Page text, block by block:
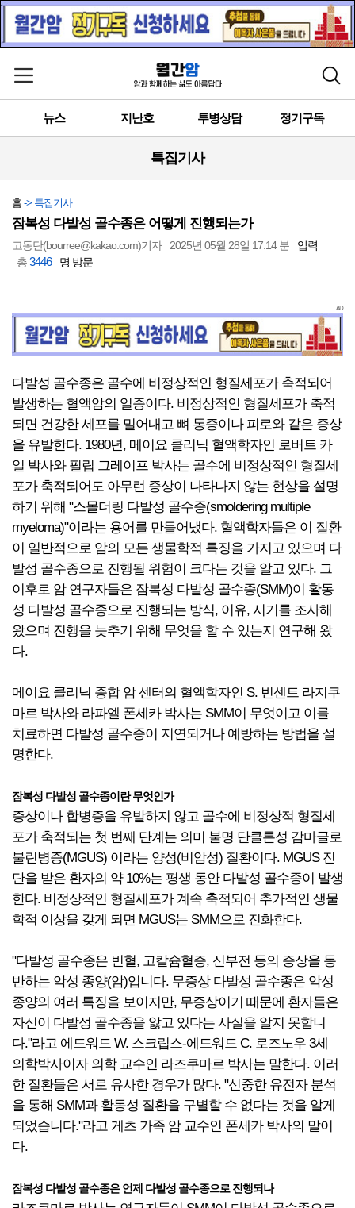
메뉴 열기 검색
뉴스 지난호 투병상담 정기구독
특집기사
홈 -> 특집기사
잠복성 다발성 골수종은 어떻게 진행되는가
고동탄(bourree@kakao.com)기자 2025년 05월 28일 17:14 분
입력
총3446 명 방문
AD
다발성 골수종은 골수에 비정상적인 형질세포가 축적되어
발생하는 혈액암의 일종이다. 비정상적인 형질세포가 축적
되면 건강한 세포를 밀어내고 뼈 통증이나 피로와 같은 증상
을 유발한다. 1980년, 메이요 클리닉 혈액학자인 로버트 카
일 박사와 필립 그레이프 박사는 골수에 비정상적인 형질세
포가 축적되어도 아무런 증상이 나타나지 않는 현상을 설명
하기 위해 "스몰더링 다발성 골수종(smoldering multiple
myeloma)"이라는 용어를 만들어냈다. 혈액학자들은 이 질환
이 일반적으로 암의 모든 생물학적 특징을 가지고 있으며 다
발성 골수종으로 진행될 위험이 크다는 것을 알고 있다. 그
이후로 암 연구자들은 잠복성 다발성 골수종(SMM)이 활동
성 다발성 골수종으로 진행되는 방식, 이유, 시기를 조사해
왔으며 진행을 늦추기 위해 무엇을 할 수 있는지 연구해 왔
다.
메이요 클리닉 종합 암 센터의 혈액학자인 S. 빈센트 라지쿠
마르 박사와 라파엘 폰세카 박사는 SMM이 무엇이고 이를
치료하면 다발성 골수종이 지연되거나 예방하는 방법을 설
명한다.
잠복성 다발성 골수종이란 무엇인가
증상이나 합병증을 유발하지 않고 골수에 비정상적 형질세
포가 축적되는 첫 번째 단계는 의미 불명 단클론성 감마글로
불린병증(MGUS) 이라는 양성(비암성) 질환이다. MGUS 진
단을 받은 환자의 약 10%는 평생 동안 다발성 골수종이 발생
한다. 비정상적인 형질세포가 계속 축적되어 추가적인 생물
학적 이상을 갖게 되면 MGUS는 SMM으로 진화한다.
"다발성 골수종은 빈혈, 고칼슘혈증, 신부전 등의 증상을 동
반하는 악성 종양(암)입니다. 무증상 다발성 골수종은 악성
종양의 여러 특징을 보이지만, 무증상이기 때문에 환자들은
자신이 다발성 골수종을 앓고 있다는 사실을 알지 못합니
다."라고 에드워드 W. 스크립스-에드워드 C. 로즈노우 3세
의학박사이자 의학 교수인 라즈쿠마르 박사는 말한다. 이러
한 질환들은 서로 유사한 경우가 많다. "신중한 유전자 분석
을 통해 SMM과 활동성 질환을 구별할 수 없다는 것을 알게
되었습니다."라고 게츠 가족 암 교수인 폰세카 박사의 말이
다.
잠복성 다발성 골수종은 언제 다발성 골수종으로 진행되나